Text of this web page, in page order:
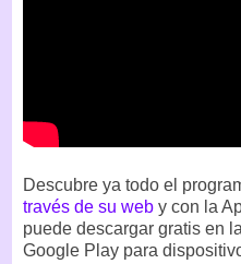
Descubre ya todo el
través de su web y con la
puede descargar gratis en
Google Play para